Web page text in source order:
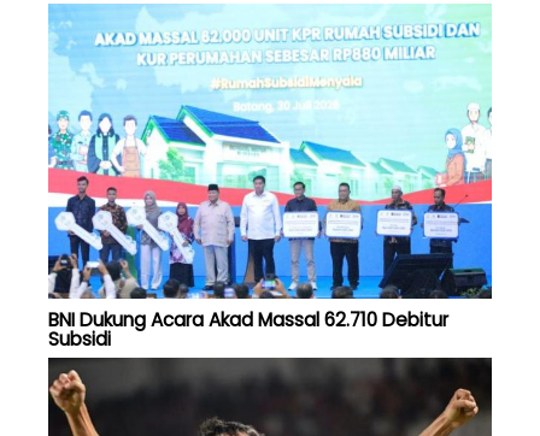
BNI Dukung Acara Akad Massal 62.710 Debitur
Subsidi